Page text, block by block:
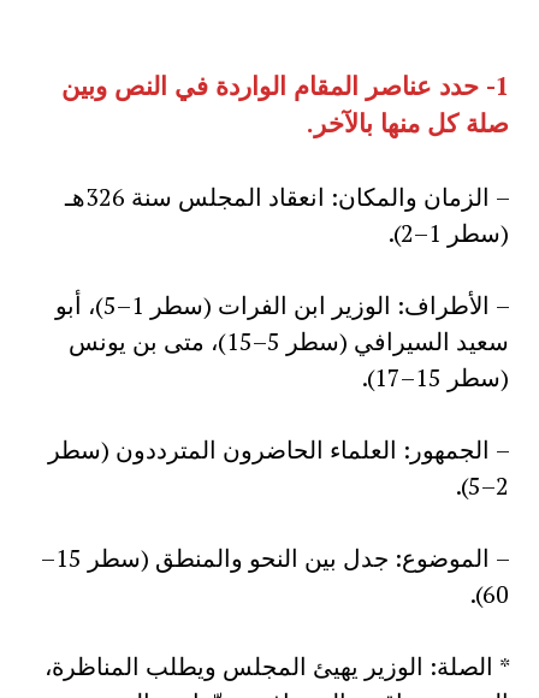
1- حدد عناصر المقام الواردة في النص وبين
صلة كل منها بالآخر .
– الزمان والمكان: انعقاد المجلس سنة 326هـ
(سطر 1–2).
– الأطراف: الوزير ابن الفرات (سطر 1–5)، أبو
سعيد السيرافي (سطر 5–15)، متى بن يونس
(سطر 15–17).
– الجمهور: العلماء الحاضرون المترددون (سطر
2–5).
– الموضوع: جدل بين النحو والمنطق (سطر 15–
60).
* الصلة: الوزير يهيئ المجلس ويطلب المناظرة،